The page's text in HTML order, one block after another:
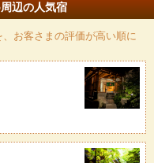
周辺の人気宿
お客さまの評価が高い順に